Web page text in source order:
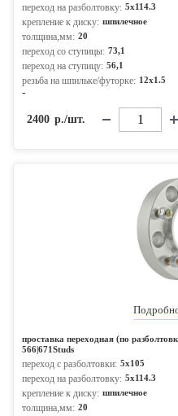
переход на разболтовку: 5x114.3
крепление к диску: шпилечное
толщина,мм: 20
переход со ступицы: 73,1
переход на ступицу: 56,1
резьба на шпильке/футорке: 12x1.5
-
2400 р./шт.
проставка переходная (по
566|671Studs
переход с разболтовки: 5x105
переход на разболтовку: 5x114.3
крепление к диску: шпилечное
толщина,мм: 20